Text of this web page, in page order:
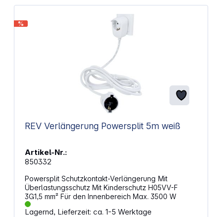
%
REV Verlängerung Powersplit 5m weiß
Artikel-Nr.:
850332
Powersplit Schutzkontakt-Verlängerung Mit
Überlastungsschutz Mit Kinderschutz H05VV-F
3G1,5 mm² Für den Innenbereich Max. 3500 W
Lagernd, Lieferzeit: ca. 1-5 Werktage